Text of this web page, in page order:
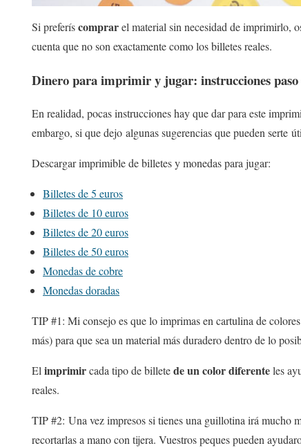
Si preferíscomprarel material sin necesidad de imprimirlo,
cuenta que no son exactamente como los billetes reales.
Dinero para imprimir y jugar: instrucciones paso
En realidad, pocas instrucciones hay que dar para este
embargo, si que dejo algunas sugerencias que pueden serte
Descargar imprimible de billetes y monedas para jugar:
Billetes de 5 euros
Billetes de 10 euros
Billetes de 20 euros
Billetes de 50 euros
Monedas de cobre
Monedas doradas
TIP #1: Mi consejo es que lo imprimas en cartulina de
más) para que sea un material más duradero dentro de lo
Elimprimircada tipo de billetede un color diferenteles
reales.
TIP #2: Una vez impresos si tienes una guillotina irá mucho
recortarlas a mano con tijera. Vuestros peques pueden